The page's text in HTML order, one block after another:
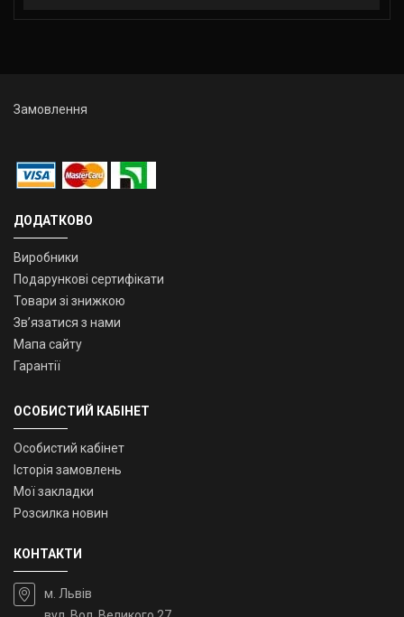
Замовлення
ДОДАТКОВО
Виробники
Подарункові сертифікати
Товари зі знижкою
Зв’язатися з нами
Мапа сайту
Гарантії
ОСОБИСТИЙ КАБІНЕТ
Особистий кабінет
Історія замовлень
Мої закладки
Розсилка новин
КОНТАКТИ
м. Львів